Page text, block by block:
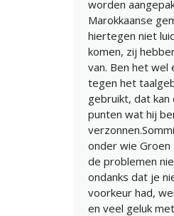
worden
Marokkaanse
hiertegen niet
komen, zij
van. Ben het
tegen het
gebruikt, dat kan
punten wat hij
onder wie Groen
de problemen
ondanks dat je
voorkeur had,
en veel geluk